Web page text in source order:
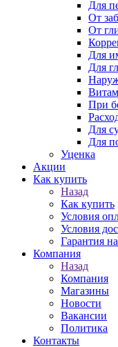
Для
От
От
Для
Для
При
Для
Для
Уценка
Акции
Как купить
Назад
Как купить
Условия
Условия
Гарантия
Компания
Назад
Компания
Магазины
Новости
Вакансии
Политика
Контакты